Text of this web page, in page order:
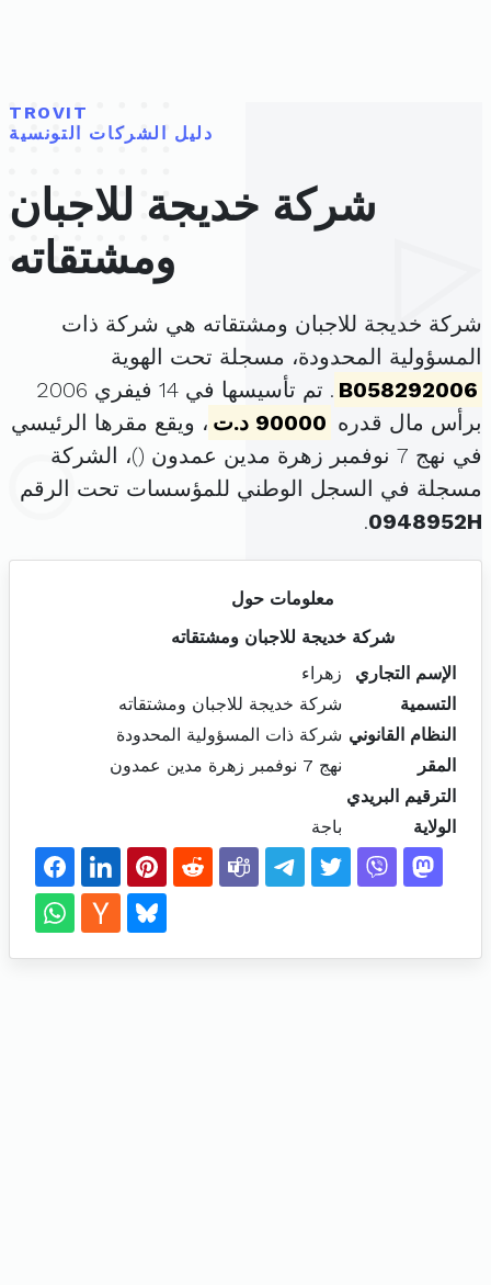
TROVIT
دليل الشركات التونسية
شركة خديجة للاجبان
ومشتقاته
شركة خديجة للاجبان ومشتقاته هي شركة ذات
المسؤولية المحدودة، مسجلة تحت الهوية
B058292006
. تم تأسيسها في 14 فيفري 2006
برأس مال قدره 90000 د.ت
، ويقع مقرها الرئيسي
في نهج 7 نوفمبر زهرة مدين عمدون (
)، الشركة
مسجلة في السجل الوطني للمؤسسات تحت الرقم
0948952H
.
معلومات حول
شركة خديجة للاجبان ومشتقاته
الإسم التجاري
زهراء
التسمية
شركة خديجة للاجبان ومشتقاته
النظام القانوني شركة ذات المسؤولية المحدودة
المقر
نهج 7 نوفمبر زهرة مدين عمدون
الترقيم البريدي
الولاية
باجة